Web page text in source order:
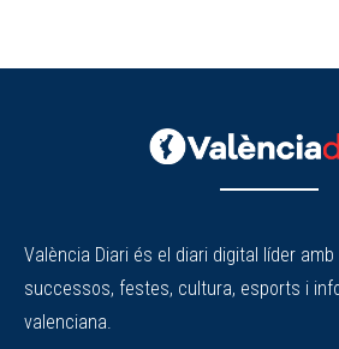
València Diari és el diari digital líder
successos, festes, cultura, esports i
valenciana.